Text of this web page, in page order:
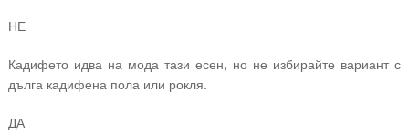
НЕ
Кадифето идва на мода тази есен, но не избирайте вариант с
дълга кадифена пола или рокля.
ДА